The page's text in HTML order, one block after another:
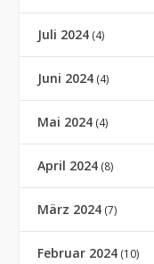
Juli 2024 (4)
Juni 2024 (4)
Mai 2024 (4)
April 2024 (8)
März 2024 (7)
Februar 2024 (10)